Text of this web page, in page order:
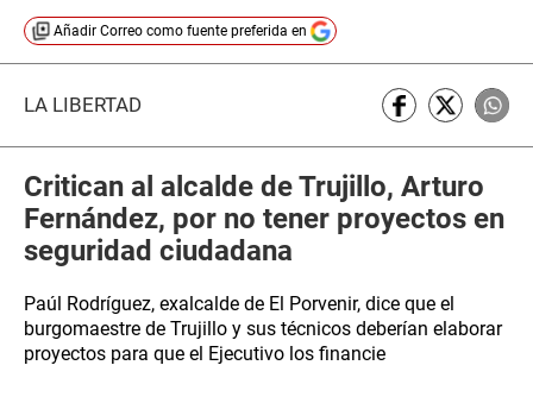
Añadir Correo como fuente preferida en
LA LIBERTAD
Critican al alcalde de Trujillo, Arturo
Fernández, por no tener proyectos en
seguridad ciudadana
Paúl Rodríguez, exalcalde de El Porvenir, dice que el
burgomaestre de Trujillo y sus técnicos deberían elaborar
proyectos para que el Ejecutivo los financie